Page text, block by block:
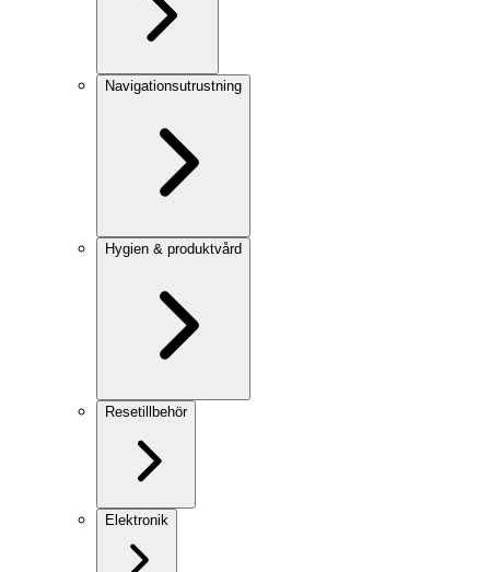
Navigationsutrustning
Hygien & produktvård
Resetillbehör
Elektronik